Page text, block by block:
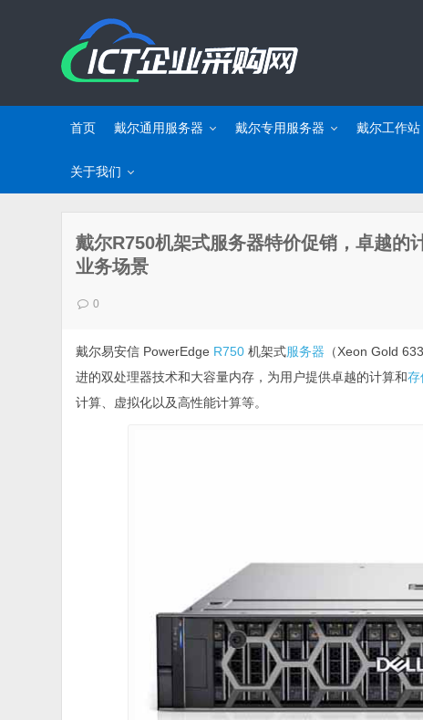
首页 戴尔通用服务器 戴尔专用服务器 戴尔工作站
关于我们
戴尔R750机架式服务器特价促销，卓越的
业务场景
0
戴尔易安信 PowerEdge R750 机架式服务器 （Xeon Gold
进的双处理器技术和大容量内存，为用户提供卓越的计算和存
计算、虚拟化以及高性能计算等。